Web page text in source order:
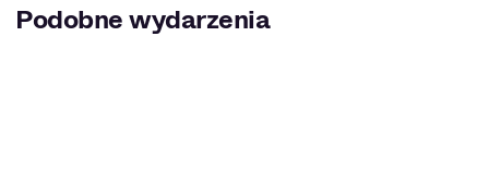
Podobne wydarzenia